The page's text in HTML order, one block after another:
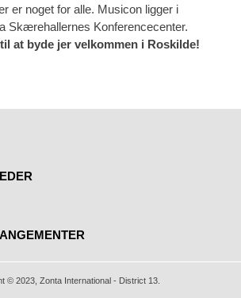
er noget for alle. Musicon ligger i
Skærehallernes Konferencecenter.
at byde jer velkommen i Roskilde!
© 2023, Zonta International - District 13.